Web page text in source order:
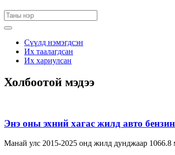
Сүүлд нэмэгдсэн
Их таалагдсан
Их хариулсан
Холбоотой мэдээ
Энэ оны эхний хагас жилд авто
Манай улс 2015-2025 онд жилд дунджаар 1066.8